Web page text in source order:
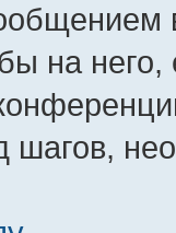
на
шагов,